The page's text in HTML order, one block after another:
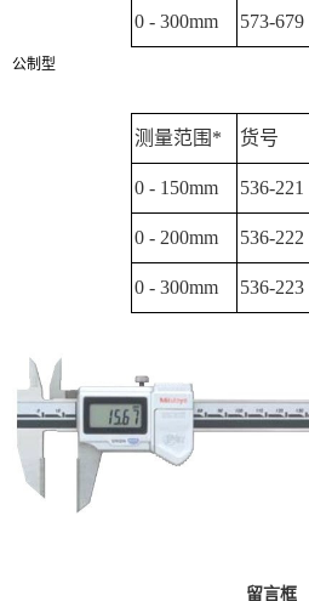
0 - 300mm 573-679
公制型
测量范围* 货号
0 - 150mm 536-221
0 - 200mm 536-222
0 - 300mm 536-223
留言框